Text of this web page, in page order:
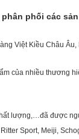
phối các
Việt Kiều Châu
của nhiều thương
lượng,…đã được
Sport, Meiji,